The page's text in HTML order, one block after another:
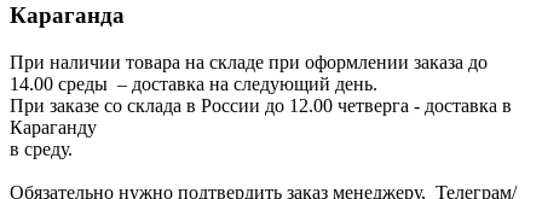
Караганда
При наличии товара на складе при оформлении заказа до
14.00 среды – доставка на следующий день.
При заказе со склада в России до 12.00 четверга - доставка в
Караганду
в среду.
Обязательно нужно подтвердить заказ менеджеру, Телеграм/